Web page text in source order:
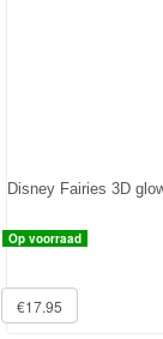
Forever
Disney
Disney Fairies 3D
Op voorraad
€17.95